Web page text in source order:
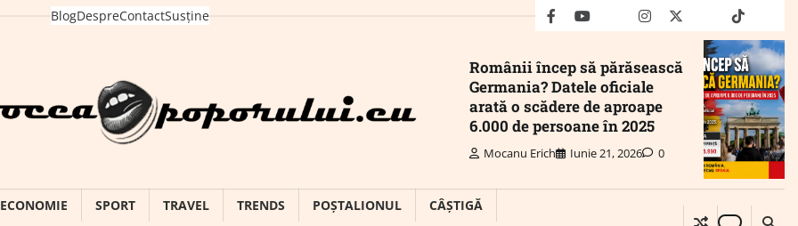
BlogDespreContactSusține facebookyoutubeMailinstagram
twitter truthtiktok
Românii încep să părăsească
Germania? Datele oficiale
arată o scădere de aproape
6.000 de persoane în 2025
Mocanu Erich Iunie 21, 2026 0
ECONOMIE SPORT TRAVEL TRENDS POȘTALIONUL CÂȘTIGĂ